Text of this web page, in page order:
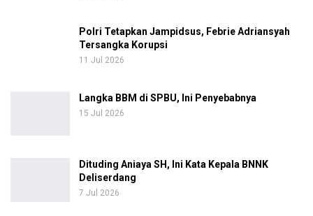
Polri Tetapkan Jampidsus, Febrie Adriansyah
Tersangka Korupsi
11 Jul 2026
Langka BBM di SPBU, Ini Penyebabnya
15 Jul 2026
Dituding Aniaya SH, Ini Kata Kepala BNNK
Deliserdang
7 Jul 2026